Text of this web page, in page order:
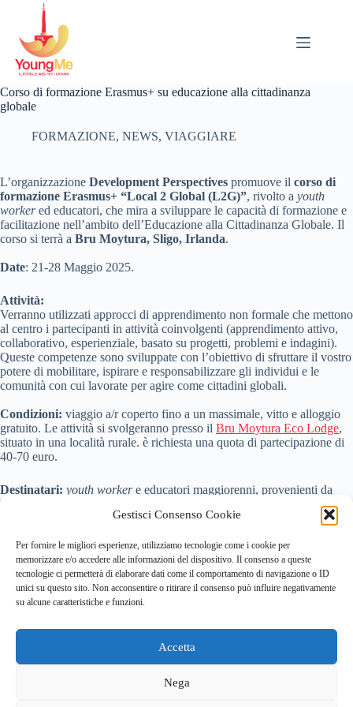
Gestisci Consenso Cookie
Per fornire le migliori esperienze, utilizziamo tecnologie come i cookie per
memorizzare e/o accedere alle informazioni del dispositivo. Il consenso a queste
tecnologie ci permetterà di elaborare dati come il comportamento di navigazione o ID
unici su questo sito. Non acconsentire o ritirare il consenso può influire negativamente
su alcune caratteristiche e funzioni.
Accetta
Nega
contenuto
Corso di formazione Erasmus+ su educazione alla cittadinanza
globale
FORMAZIONE, NEWS, VIAGGIARE
L’organizzazione Development Perspectives promuove il corso di
formazione Erasmus+ “Local 2 Global (L2G)”, rivolto a youth
workered educatori, che mira a sviluppare le capacità di formazione e
facilitazione nell’ambito dell’Educazione alla Cittadinanza Globale. Il
corso si terrà a Bru Moytura, Sligo, Irlanda.
Date: 21-28 Maggio 2025.
Attività:
Verranno utilizzati approcci di apprendimento non formale che mettono
al centro i partecipanti in attività coinvolgenti (apprendimento attivo,
collaborativo, esperienziale, basato su progetti, problemi e indagini).
Queste competenze sono sviluppate con l’obiettivo di sfruttare il vostro
potere di mobilitare, ispirare e responsabilizzare gli individui e le
comunità con cui lavorate per agire come cittadini globali.
Condizioni: viaggio a/r coperto fino a un massimale, vitto e alloggio
gratuito. Le attività si svolgeranno presso il Bru Moytura Eco Lodge,
situato in una località rurale. è richiesta una quota di partecipazione di
40-70 euro.
Destinatari: youth workere educatori maggiorenni, provenienti da
Repubblica Ceca, Germania, Irlanda, Italia, Repubblica Slovacca,
Spagna, Svezia. Sono benvenuti i partecipanti che hanno una
sono motivati a imparare, condividere, collaborare, esplorare e
desiderano utilizzare le loro competenze nel loro lavoro o nelle loro
comunità.
La lingua di lavoro del corso è l’inglese.
Aprile 2025.
è possibile consultare l’